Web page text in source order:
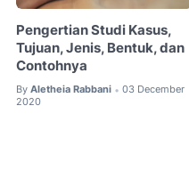
Pengertian Studi Kasus,
Tujuan, Jenis, Bentuk, dan
Contohnya
By Aletheia Rabbani • 03 December
2020